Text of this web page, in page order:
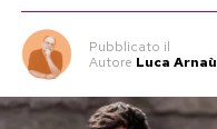
Pubblicato il
Autore Luca Arnaù